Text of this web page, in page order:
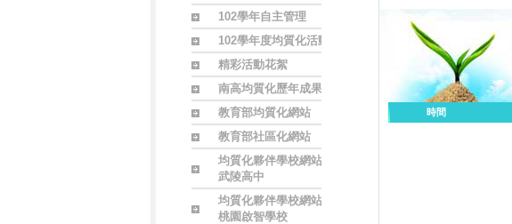
102學年自主管理
102學年度均質化活動
精彩活動花絮
南高均質化歷年成果
教育部均質化網站
教育部社區化網站
均質化夥伴學校網站
武陵高中
均質化夥伴學校網站
桃園啟智學校
時間